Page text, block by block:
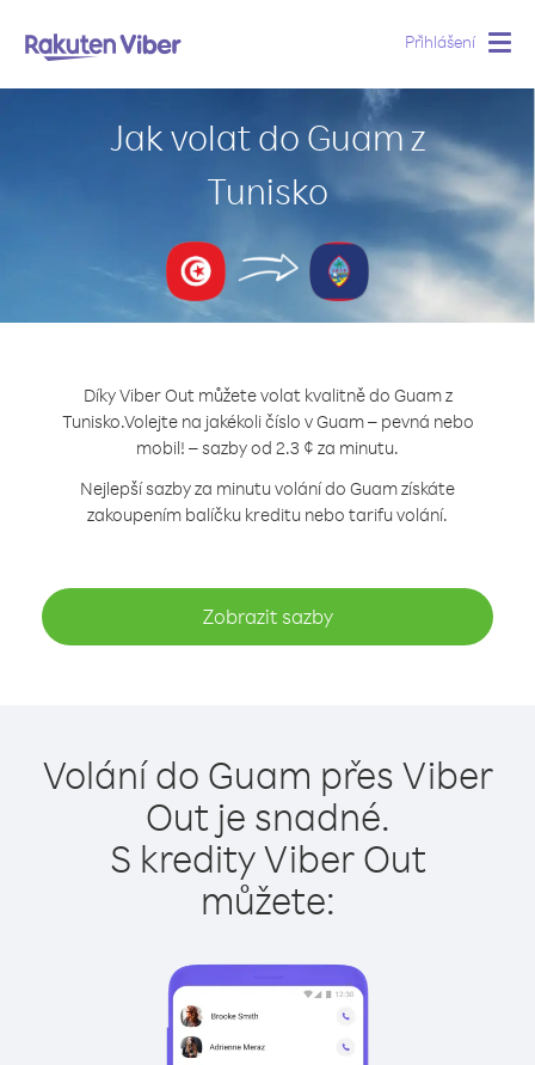
Přihlášení
Jak volat do Guam z
Tunisko
Díky Viber Out můžete volat kvalitně do Guam z
Tunisko.Volejte na jakékoli číslo v Guam – pevná nebo
mobil! – sazby od 2.3 ¢ za minutu.
Nejlepší sazby za minutu volání do Guam získáte
zakoupením balíčku kreditu nebo tarifu volání.
Zobrazit sazby
Volání do Guam přes Viber
Out je snadné.
S kredity Viber Out
můžete: